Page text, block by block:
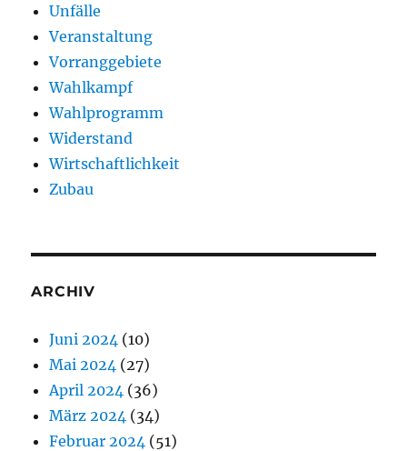
Unfälle
Veranstaltung
Vorranggebiete
Wahlkampf
Wahlprogramm
Widerstand
Wirtschaftlichkeit
Zubau
ARCHIV
Juni 2024 (10)
Mai 2024 (27)
April 2024 (36)
März 2024 (34)
Februar 2024 (51)